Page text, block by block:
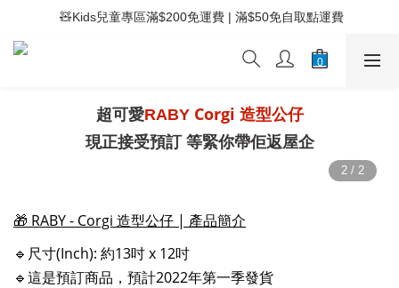
⚡滿$400免運費 | 滿$200免Easy Trade自取點運費
🧸Kids兒童專區滿$200免運費 | 滿$50免自取點運費
⚡滿$400免運費 | 滿$200免Easy Trade自取點運費
超可愛RABY Corgi 造型公仔
現正接受預訂等緊你帶佢返屋企
🎁 RABY - Corgi 造型公仔 | 產品簡介
🔹尺寸(Inch): 約13吋 x 12吋
🔹這是預訂商品，預計2022年第一季發貨